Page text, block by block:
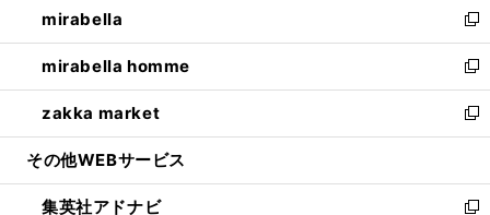
く
で
開
く
ド
ウ
で
開
く
ィ
ン
ド
ウ
で
開
い
ウ
ィ
ン
ド
ウ
開
く
mirabella
新
し
い
ウ
ィ
ン
ウ
で
mirabella homme
新
し
い
ウ
ン
ド
zakka market
新
し
ウ
ィ
その他WEBサービス
集英社アドナビ